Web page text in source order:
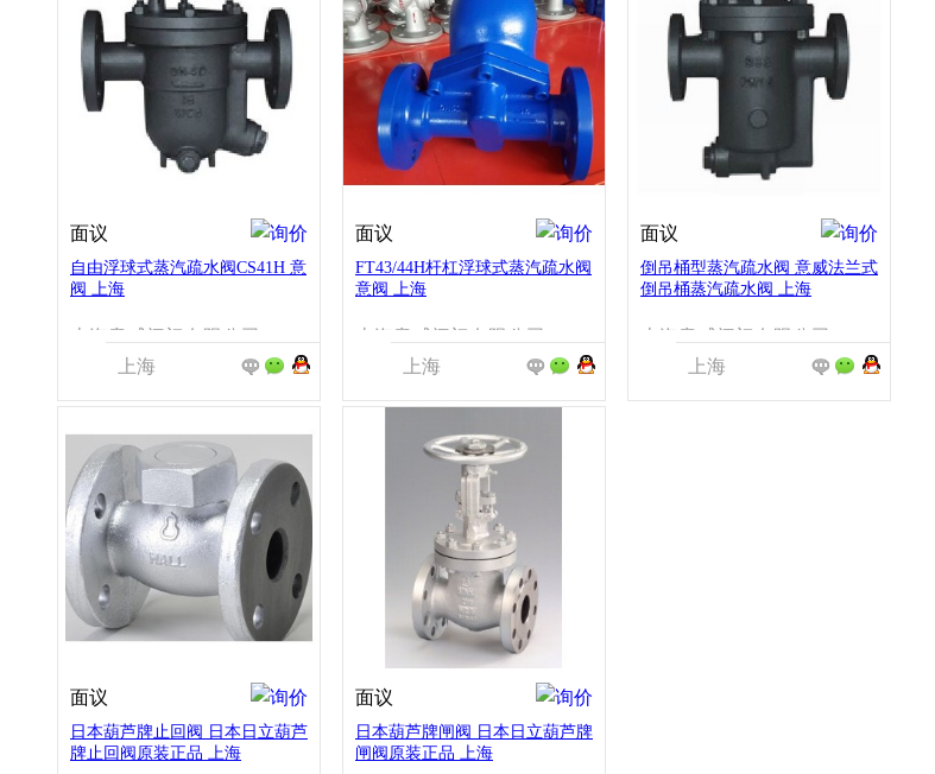
面议
自由浮球式蒸汽疏水阀CS41H 意
阀 上海
上海意威阀门有限公司
上海
面议
FT43/44H杆杠浮球式蒸汽疏水阀
意阀 上海
上海意威阀门有限公司
上海
面议
倒吊桶型蒸汽疏水阀 意威法兰式
倒吊桶蒸汽疏水阀 上海
上海意威阀门有限公司
上海
面议
日本葫芦牌止回阀 日本日立葫芦
牌止回阀原装正品 上海
面议
日本葫芦牌闸阀 日本日立葫芦牌
闸阀原装正品 上海